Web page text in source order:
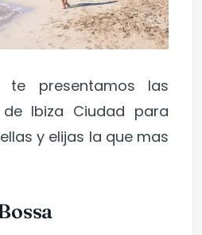
te presentamos las
Ibiza Ciudad para
y elijas la que mas